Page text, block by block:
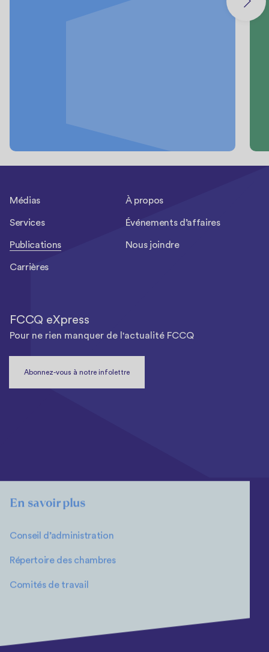
En savoir plus
Conseil d’administration
Répertoire des chambres
Comités de travail
Médias À propos
Services Événements d’affaires
Publications Nous joindre
Carrières
FCCQ eXpress
Pour ne rien manquer de l'actualité FCCQ
Abonnez-vous à notre infolettre